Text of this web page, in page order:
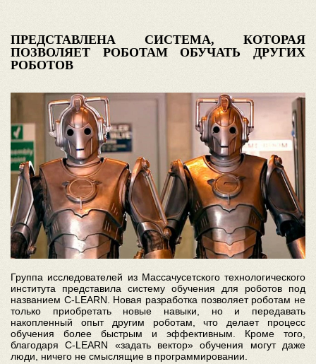
ПРЕДСТАВЛЕНА СИСТЕМА, КОТОРАЯ
ПОЗВОЛЯЕТ РОБОТАМ ОБУЧАТЬ ДРУГИХ
РОБОТОВ
Группа исследователей из Массачусетского технологического
института представила систему обучения для роботов под
названием C-LEARN. Новая разработка позволяет роботам не
только приобретать новые навыки, но и передавать
накопленный опыт другим роботам, что делает процесс
обучения более быстрым и эффективным. Кроме того,
благодаря C-LEARN «задать вектор» обучения могут даже
люди, ничего не смыслящие в программировании.